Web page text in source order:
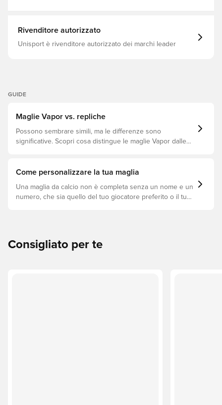
Rivenditore autorizzato
Unisport è rivenditore autorizzato dei marchi leader
GUIDE
Maglie Vapor vs. repliche
Possono sembrare simili, ma le differenze sono
significative. Scopri cosa distingue le maglie Vapor dalle
Come personalizzare la tua maglia
Una maglia da calcio non è completa senza un nome e un
numero, che sia quello del tuo giocatore preferito o il tuo.
Consigliato per te